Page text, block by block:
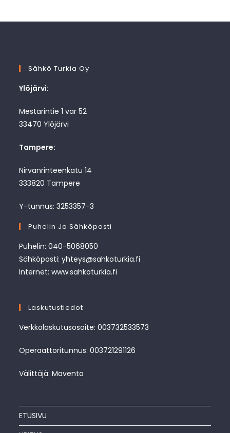
Sähkö Turkia Oy
Ylöjärvi:
Mestarintie 1 var 52
33470 Ylöjärvi
Tampere:
Nirvanrinteenkatu 14
333820 Tampere
Y-tunnus: 3253357-3
Puhelin Ja Sähköposti
Puhelin: 040-5068050
Sähköposti: yhteys@sahkoturkia.fi
Internet: www.sahkoturkia.fi
Laskutustiedot
Verkkolaskutusosoite: 003732533573
Operaattoritunnus: 003721291126
Välittäjä: Maventa
ETUSIVU